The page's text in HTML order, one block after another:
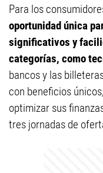
Para los
oportunidad única
significativos y
categorías, como
bancos y las
con beneficios
optimizar sus
tres jornadas de